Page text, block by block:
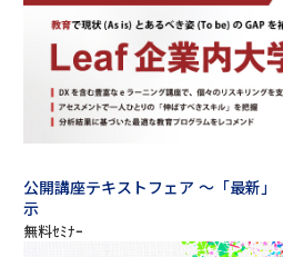
公開講座テキストフェア ～「最新
示